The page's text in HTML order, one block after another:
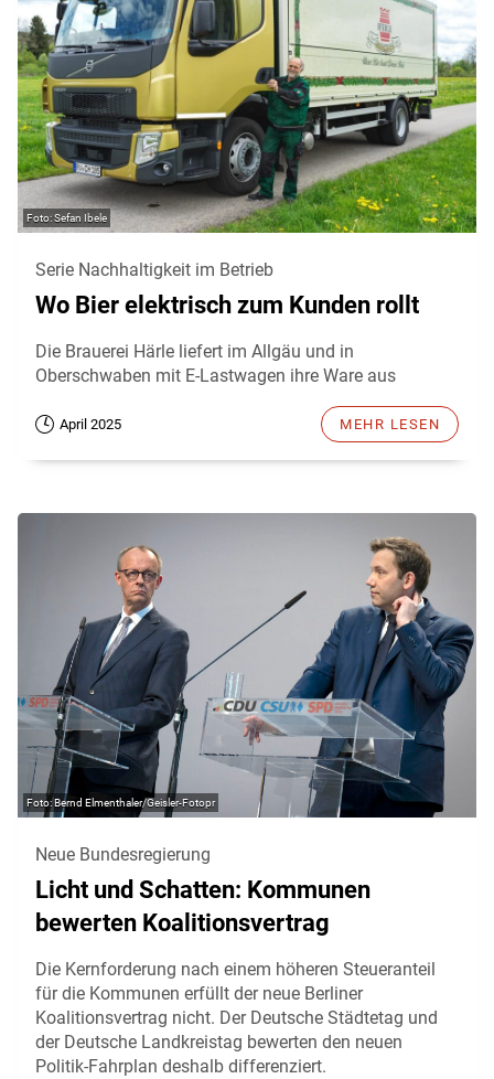
Sefan Ibele
Serie Nachhaltigkeit im Betrieb
Wo Bier elektrisch zum Kunden rollt
Die Brauerei Härle liefert im Allgäu und in
Oberschwaben mit E-Lastwagen ihre Ware aus
April 2025 MEHR LESEN
Bernd Elmenthaler/Geisler-Fotopr
Neue Bundesregierung
Licht und Schatten: Kommunen
bewerten Koalitionsvertrag
Die Kernforderung nach einem höheren Steueranteil
für die Kommunen erfüllt der neue Berliner
Koalitionsvertrag nicht. Der Deutsche Städtetag und
der Deutsche Landkreistag bewerten den neuen
Politik-Fahrplan deshalb differenziert.